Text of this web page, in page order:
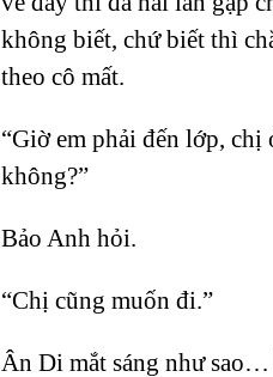
không biết, chứ biết thì
theo cô mất.
“Giờ em phải đến lớp,
không?”
Bảo Anh hỏi.
“Chị cũng muốn đi.”
Ân Di mắt sáng như